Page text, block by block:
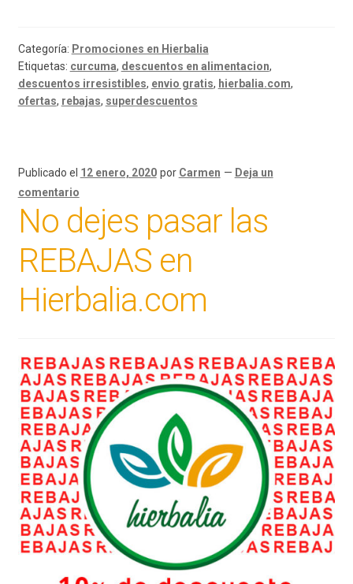
Categoría: Promociones en Hierbalia
Etiquetas: curcuma, descuentos en alimentacion,
descuentos irresistibles, envio gratis, hierbalia.com,
ofertas, rebajas, superdescuentos
Publicado el 12 enero, 2020 por Carmen — Deja un
comentario
No dejes pasar las
REBAJAS en
Hierbalia.com